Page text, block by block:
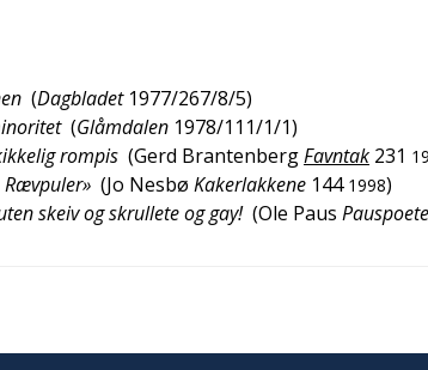
(Dagbladet 1977/267/8/5)
(Glåmdalen 1978/111/1/1)
rompis (Gerd BrantenbergFavntak 231
Rævpuler» (Jo Nesbø Kakerlakkene 144 1998)
skeiv og skrullete og gay! (Ole Paus